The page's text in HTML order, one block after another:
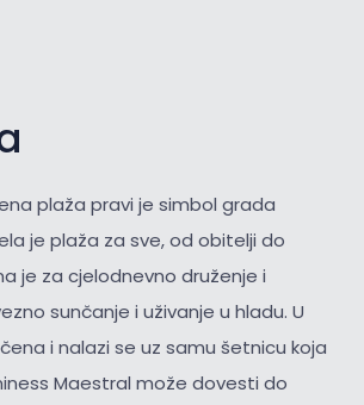
plaža pravi je simbol grada
je plaža za sve, od obitelji do
je za cjelodnevno druženje i
sunčanje i uživanje u hladu. U
i nalazi se uz samu šetnicu koja
Maestral može dovesti do